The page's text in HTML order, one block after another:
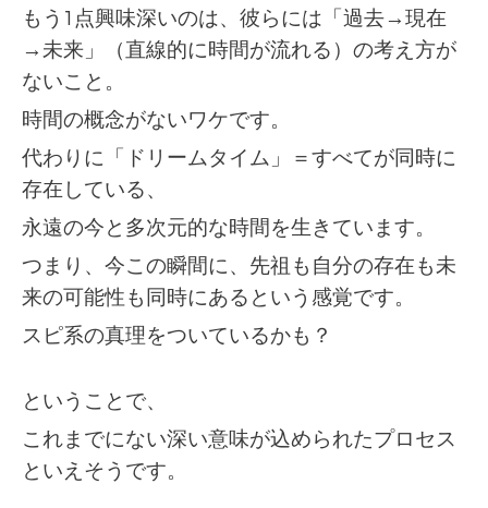
もう1点興味深いのは、彼らには「過去→現在
→未来」（直線的に時間が流れる）の考え方が
ないこと。
時間の概念がないワケです。
代わりに「ドリームタイム」＝すべてが同時に
存在している、
永遠の今と多次元的な時間を生きています。
つまり、今この瞬間に、先祖も自分の存在も未
来の可能性も同時にあるという感覚です。
スピ系の真理をついているかも？
ということで、
これまでにない深い意味が込められたプロセス
といえそうです。